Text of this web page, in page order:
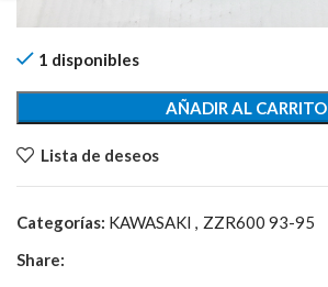
1 disponibles
AÑADIR AL CARRITO
Lista de deseos
Categorías: KAWASAKI , ZZR600 93-95
Share: